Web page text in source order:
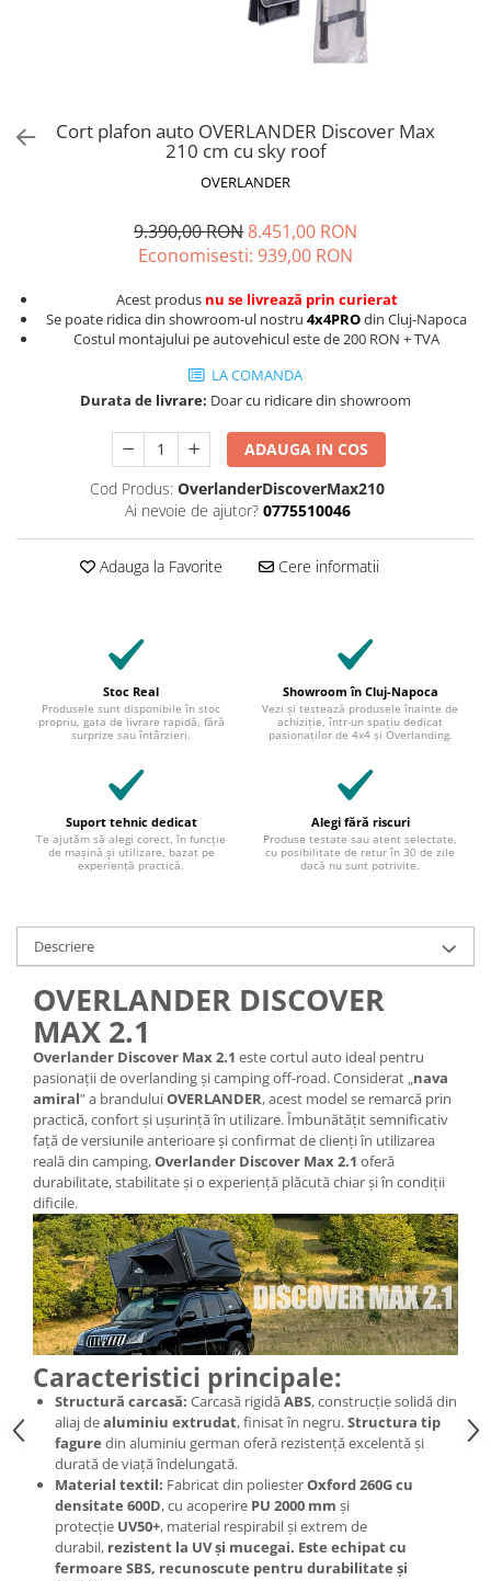
Cort plafon auto OVERLANDER Discover Max
210 cm cu sky roof
OVERLANDER
9.390,00 RON8.451,00 RON
Economisesti: 939,00 RON
Acest produs nu se livrează prin curierat
Se poate ridica din showroom-ul nostru 4x4PROdin Cluj-Napoca
Costul montajului pe autovehicul este de 200 RON + TVA
LA COMANDA
Durata de livrare: Doar cu ridicare din showroom
ADAUGA IN COS
Cod Produs: OverlanderDiscoverMax210
Ai nevoie de ajutor? 0775510046
Adauga la Favorite Cere informatii
Stoc Real
Produsele sunt disponibile în stoc
propriu, gata de livrare rapidă, fără
surprize sau întârzieri.
Showroom în Cluj-Napoca
Vezi și testează produsele înainte de
achiziție, într-un spațiu dedicat
pasionaților de 4x4 și Overlanding.
Suport tehnic dedicat
Te ajutăm să alegi corect, în funcție
de mașină și utilizare, bazat pe
experiență practică.
Alegi fără riscuri
Produse testate sau atent selectate,
cu posibilitate de retur în 30 de zile
dacă nu sunt potrivite.
Descriere
OVERLANDER DISCOVER
MAX 2.1
Overlander Discover Max 2.1 este cortul auto ideal pentru
pasionații de overlanding și camping off-road. Considerat „nava
amiral” a branduluiOVERLANDER, acest model se remarcă prin
practică, confort și ușurință în utilizare. Îmbunătățit semnificativ
față de versiunile anterioare și confirmat de clienți în utilizarea
reală din camping,Overlander Discover Max 2.1 oferă
durabilitate, stabilitate și o experiență plăcută chiar și în condiții
dificile.
Caracteristici principale:
Structură carcasă: Carcasă rigidăABS, construcție solidă din
aliaj dealuminiu extrudat, finisat în negru.Structura tip
fagure din aluminiu german oferă rezistență excelentă și
durată de viață îndelungată.
Material textil: Fabricat din poliesterOxford 260G cu
densitate 600D, cu acoperire PU 2000 mm și
protecție UV50+, material respirabil și extrem de
durabil, rezistent la UV și mucegai. Este echipat cu
fermoare SBS, recunoscute pentru durabilitate și